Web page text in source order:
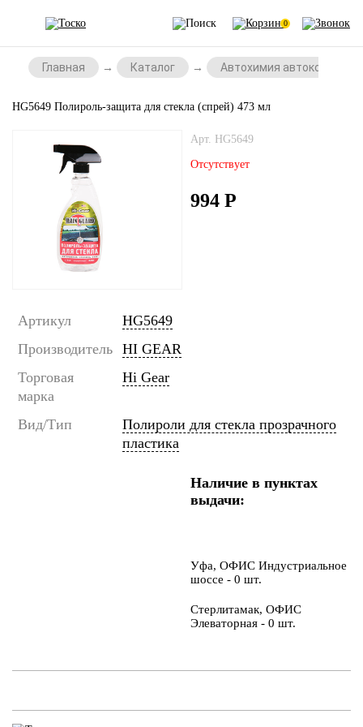
0
Главная Каталог Автохимия
HG5649 Полироль-защита для стекла (спрей) 473 мл
Арт. HG5649
Отсутствует
994 Р
Артикул
HG5649
Производитель HI GEAR
Торговая
марка
Hi Gear
Вид/Тип
Полироли для стекла прозрачного
пластика
Наличие в пунктах
выдачи:
Уфа, ОФИС Индустриальное
шоссе - 0 шт.
Стерлитамак, ОФИС
Элеваторная - 0 шт.